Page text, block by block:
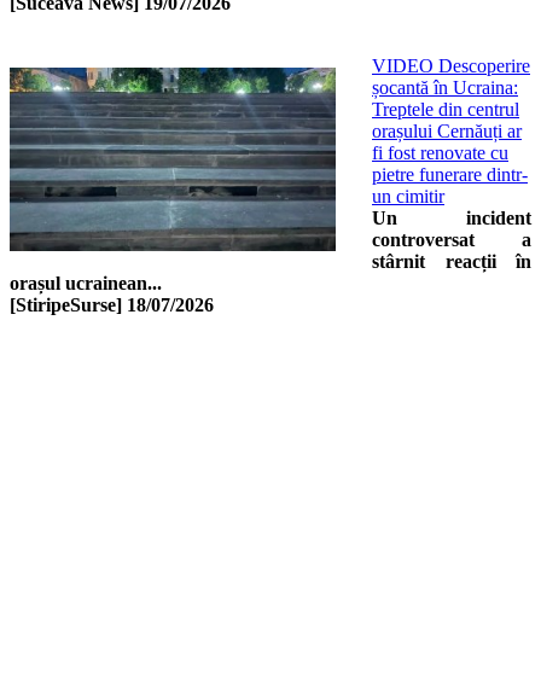
VIDEO Descoperire
șocantă în Ucraina:
Treptele din centrul
orașului Cernăuți ar
fi fost renovate cu
pietre funerare dintr-
un cimitir
Un incident
controversat a
stârnit reacții în
orașul ucrainean...
[StiripeSurse] 18/07/2026